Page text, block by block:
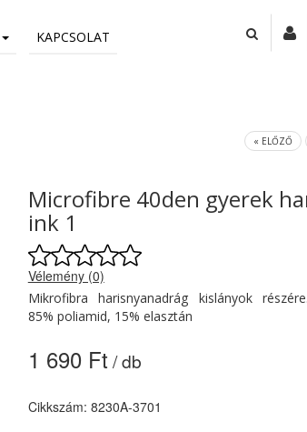
KAPCSOLAT
« ELŐZŐ
Microfibre 40den gyerek
ink 1
Vélemény (0)
Mikrofibra harisnyanadrág kislányok
85% poliamid, 15% elasztán
1 690 Ft / db
Cikkszám: 8230A-3701